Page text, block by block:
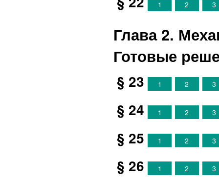
1 2 3
Глава 2.
Готовые
§ 23 1 2 3
§ 24 1 2 3
§ 25 1 2 3
§ 26 1 2 3